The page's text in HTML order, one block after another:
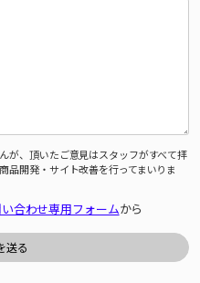
が、頂いたご意見はスタッフがすべて拝
品開発・サイト改善を行ってまいりま
合わせ専用フォームから